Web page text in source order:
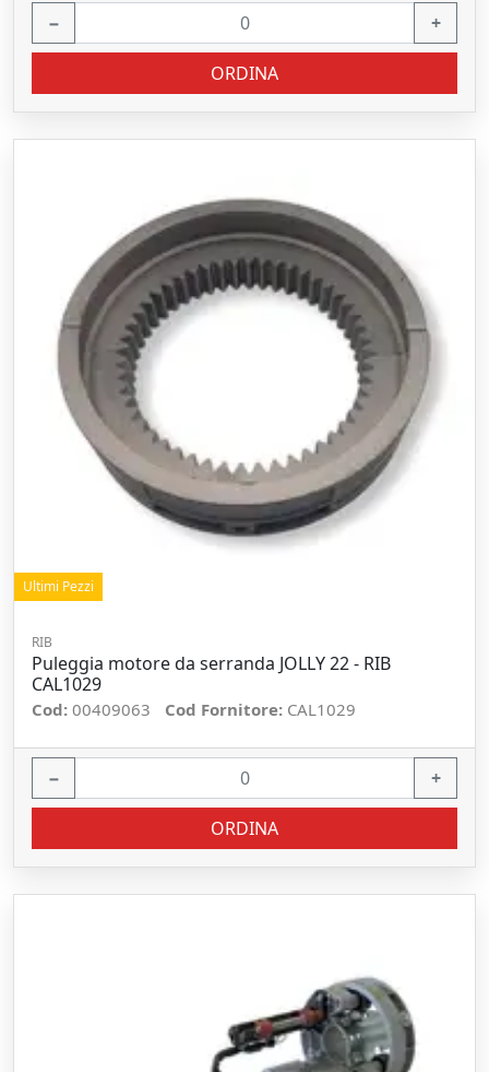
− +
ORDINA
Ultimi Pezzi
RIB
Puleggia motore da serranda JOLLY 22 - RIB
CAL1029
Cod: 00409063 Cod Fornitore: CAL1029
− +
ORDINA